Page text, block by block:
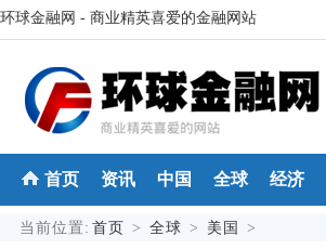
环球金融网 - 商业精英喜爱的金融网站
首页 资讯 中国 全球 经济
当前位置: 首页 > 全球 > 美国 >